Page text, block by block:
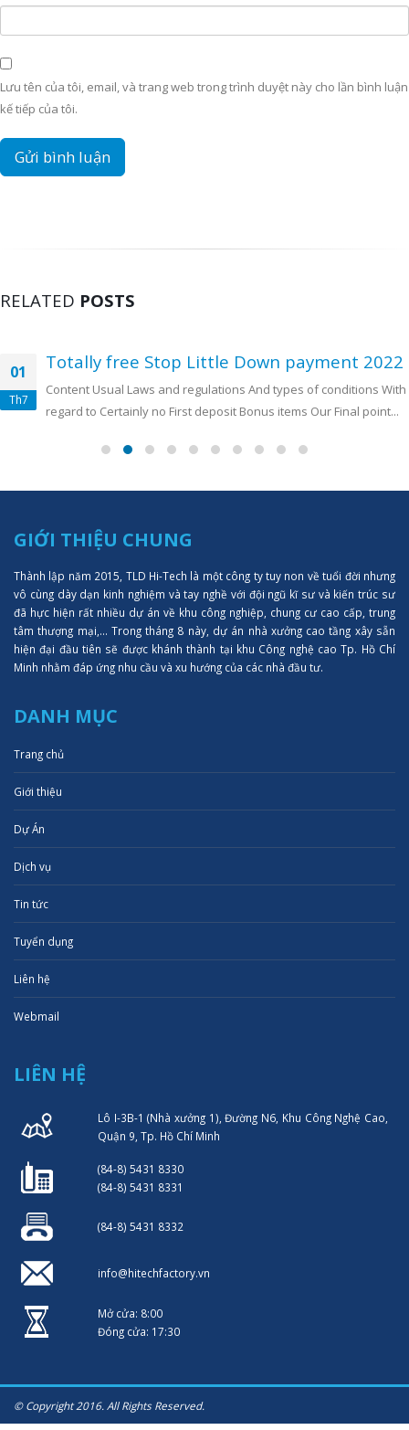
Lưu tên của tôi, email, và trang web trong trình duyệt này cho lần bình luận
kế tiếp của tôi.
RELATED POSTS
01
Th7
Totally free Stop Little Down payment 2022
Content Usual Laws and regulations And types of conditions With
regard to Certainly no First deposit Bonus items Our Final point...
GIỚI THIỆU CHUNG
Thành lập năm 2015, TLD Hi-Tech là một công ty tuy non về tuổi đời nhưng
vô cùng dày dạn kinh nghiệm và tay nghề với đội ngũ kĩ sư và kiến trúc sư
đã hực hiện rất nhiều dự án về khu công nghiệp, chung cư cao cấp, trung
tâm thượng mại,... Trong tháng 8 này, dự án nhà xưởng cao tầng xây sẵn
hiện đại đầu tiên sẽ được khánh thành tại khu Công nghệ cao Tp. Hồ Chí
Minh nhằm đáp ứng nhu cầu và xu hướng của các nhà đầu tư.
DANH MỤC
Trang chủ
Giới thiệu
Dự Án
Dịch vụ
Tin tức
Tuyển dụng
Liên hệ
Webmail
LIÊN HỆ
Lô I-3B-1 (Nhà xưởng 1), Đường N6, Khu Công Nghệ Cao,
Quận 9, Tp. Hồ Chí Minh
(84-8) 5431 8330
(84-8) 5431 8331
(84-8) 5431 8332
info@hitechfactory.vn
Mở cửa: 8:00
Đóng cửa: 17:30
© Copyright 2016. All Rights Reserved.